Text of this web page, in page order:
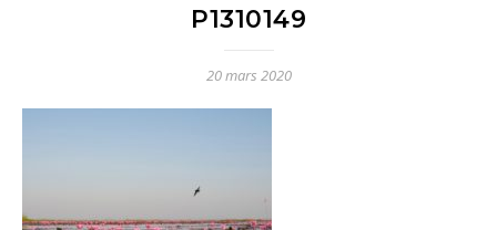
P1310149
20 mars 2020